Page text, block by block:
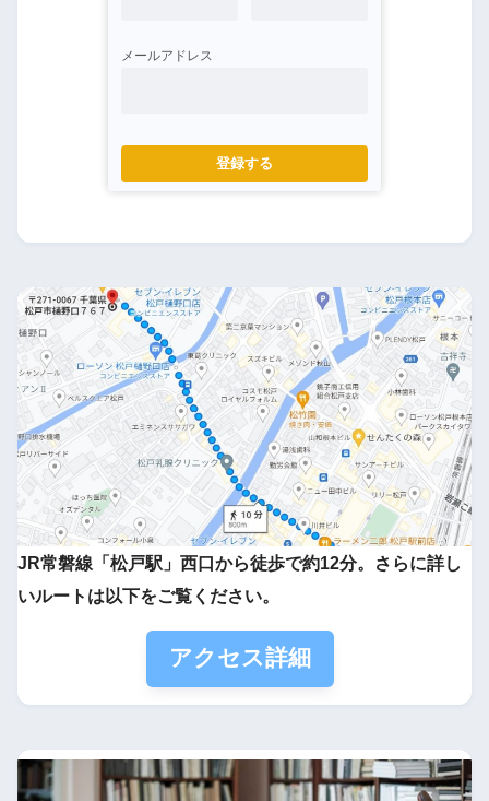
メールアドレス
登録する
JR常磐線「松戸駅」西口から徒歩で約12分。さらに詳し
いルートは以下をご覧ください。
アクセス詳細